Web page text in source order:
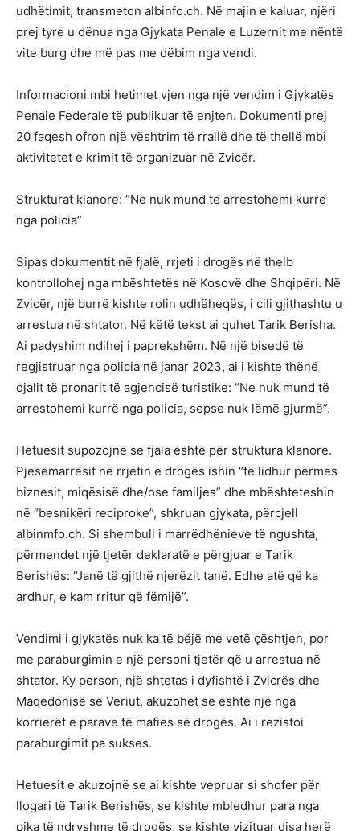
udhëtimit, transmeton albinfo.ch. Në majin e kaluar, njëri
prej tyre u dënua nga Gjykata Penale e Luzernit me nëntë
vite burg dhe më pas me dëbim nga vendi.
Informacioni mbi hetimet vjen nga një vendim i Gjykatës
Penale Federale të publikuar të enjten. Dokumenti prej
20 faqesh ofron një vështrim të rrallë dhe të thellë mbi
aktivitetet e krimit të organizuar në Zvicër.
Strukturat klanore: “Ne nuk mund të arrestohemi kurrë
nga policia”
Sipas dokumentit në fjalë, rrjeti i drogës në thelb
kontrollohej nga mbështetës në Kosovë dhe Shqipëri. Në
Zvicër, një burrë kishte rolin udhëheqës, i cili gjithashtu u
arrestua në shtator. Në këtë tekst ai quhet Tarik Berisha.
Ai padyshim ndihej i paprekshëm. Në një bisedë të
regjistruar nga policia në janar 2023, ai i kishte thënë
djalit të pronarit të agjencisë turistike: “Ne nuk mund të
arrestohemi kurrë nga policia, sepse nuk lëmë gjurmë”.
Hetuesit supozojnë se fjala është për struktura klanore.
Pjesëmarrësit në rrjetin e drogës ishin “të lidhur përmes
biznesit, miqësisë dhe/ose familjes” dhe mbështeteshin
në “besnikëri reciproke”, shkruan gjykata, përcjell
albinmfo.ch. Si shembull i marrëdhënieve të ngushta,
përmendet një tjetër deklaratë e përgjuar e Tarik
Berishës: “Janë të gjithë njerëzit tanë. Edhe atë që ka
ardhur, e kam rritur që fëmijë”.
Vendimi i gjykatës nuk ka të bëjë me vetë çështjen, por
me paraburgimin e një personi tjetër që u arrestua në
shtator. Ky person, një shtetas i dyfishtë i Zvicrës dhe
Maqedonisë së Veriut, akuzohet se është një nga
korrierët e parave të mafies së drogës. Ai i rezistoi
paraburgimit pa sukses.
Hetuesit e akuzojnë se ai kishte vepruar si shofer për
llogari të Tarik Berishës, se kishte mbledhur para nga
pika të ndryshme të drogës, se kishte vizituar disa herë